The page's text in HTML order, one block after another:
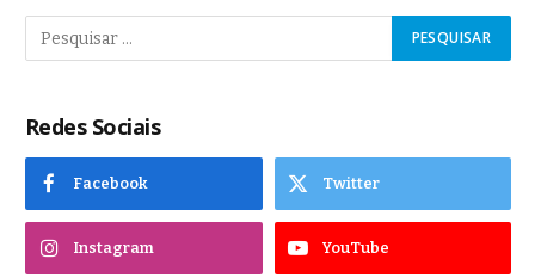
Redes Sociais
Facebook Twitter
Instagram YouTube